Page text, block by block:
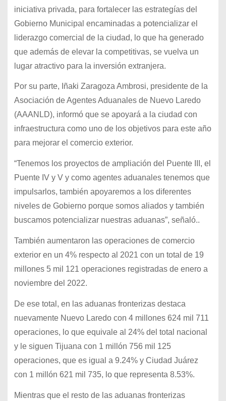
iniciativa privada, para fortalecer las estrategías del
Gobierno Municipal encaminadas a potencializar el
liderazgo comercial de la ciudad, lo que ha generado
que además de elevar la competitivas, se vuelva un
lugar atractivo para la inversión extranjera.
Por su parte, Iñaki Zaragoza Ambrosi, presidente de la
Asociación de Agentes Aduanales de Nuevo Laredo
(AAANLD), informó que se apoyará a la ciudad con
infraestructura como uno de los objetivos para este año
para mejorar el comercio exterior.
“Tenemos los proyectos de ampliación del Puente III, el
Puente IV y V y como agentes aduanales tenemos que
impulsarlos, también apoyaremos a los diferentes
niveles de Gobierno porque somos aliados y también
buscamos potencializar nuestras aduanas”, señaló..
También aumentaron las operaciones de comercio
exterior en un 4% respecto al 2021 con un total de 19
millones 5 mil 121 operaciones registradas de enero a
noviembre del 2022.
De ese total, en las aduanas fronterizas destaca
nuevamente Nuevo Laredo con 4 millones 624 mil 711
operaciones, lo que equivale al 24% del total nacional
y le siguen Tijuana con 1 millón 756 mil 125
operaciones, que es igual a 9.24% y Ciudad Juárez
con 1 millón 621 mil 735, lo que representa 8.53%.
Mientras que el resto de las aduanas fronterizas